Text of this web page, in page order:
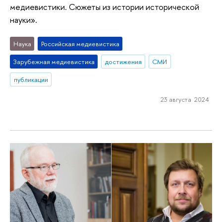
медиевистики. Сюжеты из истории исторической
науки».
Наука
Российская медиевистика
Зарубежная медиевистика
достижения
СМИ
публикации
23 августа 2024